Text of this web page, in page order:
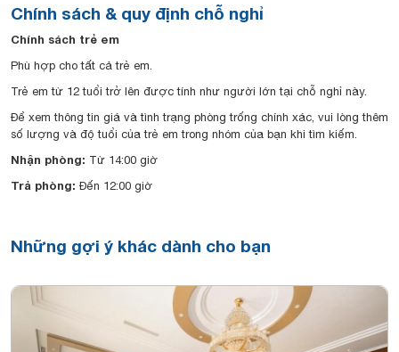
Chính sách & quy định chỗ nghỉ
Chính sách trẻ em
Phù hợp cho tất cả trẻ em.
Trẻ em từ 12 tuổi trở lên được tính như người lớn tại chỗ nghỉ này.
Để xem thông tin giá và tình trạng phòng trống chính xác, vui lòng thêm
số lượng và độ tuổi của trẻ em trong nhóm của bạn khi tìm kiếm.
Nhận phòng: Từ 14:00 giờ
Trả phòng: Đến 12:00 giờ
Những gợi ý khác dành cho bạn